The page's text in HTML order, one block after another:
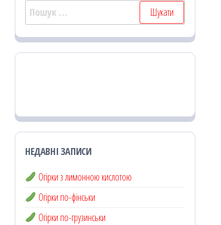
Пошук:
НЕДАВНІ ЗАПИСИ
Огірки з лимонною кислотою
Огірки по-фінськи
Огірки по-грузинськи